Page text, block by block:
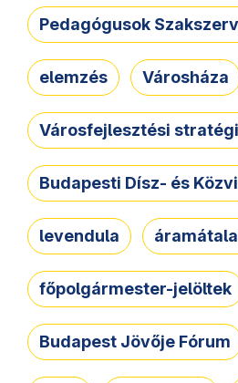
Pedagógusok
elemzés Városháza
Városfejlesztési
Budapesti Dísz- és
levendula
főpolgármester-jelöltek
Budapest Jövője Fórum